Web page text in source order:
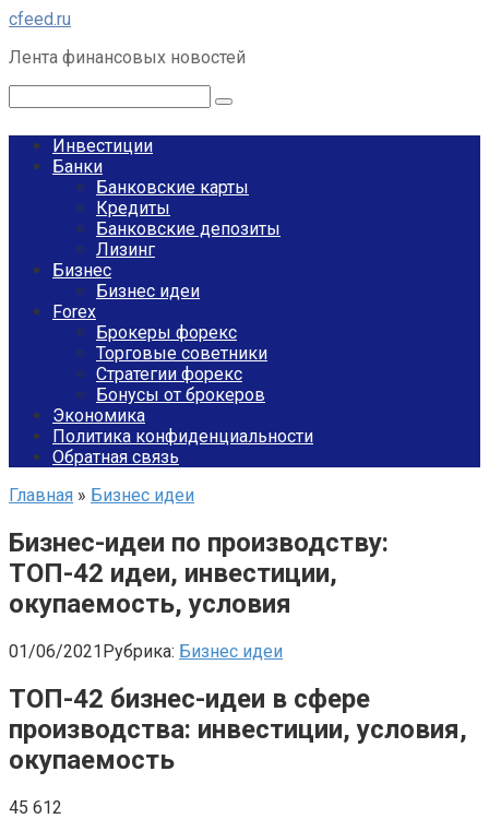
Перейти
контенту
cfeed.ru
Лента финансовых новостей
Инвестиции
Банки
Банковские карты
Кредиты
Банковские депозиты
Лизинг
Бизнес
Бизнес идеи
Forex
Брокеры форекс
Торговые советники
Стратегии форекс
Бонусы от брокеров
Экономика
Политика конфиденциальности
Обратная связь
Главная » Бизнес идеи
Бизнес-идеи по производству:
ТОП-42 идеи, инвестиции,
окупаемость, условия
01/06/2021Рубрика: Бизнес идеи
ТОП-42 бизнес-идеи в сфере
производства: инвестиции, условия,
окупаемость
45 612